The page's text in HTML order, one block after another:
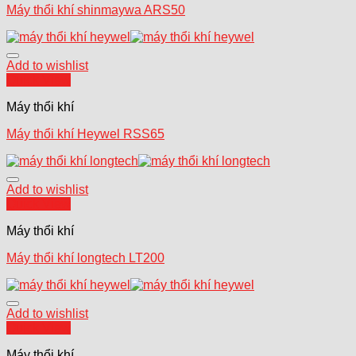
Máy thổi khí shinmaywa ARS50
Add to wishlist
Máy thổi khí
Máy thổi khí Heywel RSS65
Add to wishlist
Máy thổi khí
Máy thổi khí longtech LT200
Add to wishlist